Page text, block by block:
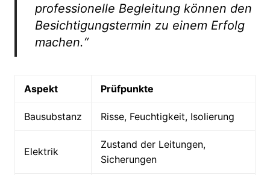
professionelle Begleitung können den
Besichtigungstermin zu einem Erfolg
machen.“
Aspekt Prüfpunkte
Bausubstanz Risse, Feuchtigkeit, Isolierung
Elektrik
Zustand der Leitungen,
Sicherungen